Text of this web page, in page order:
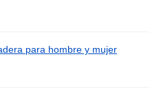
para hombre y mujer